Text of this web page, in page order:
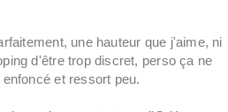
une hauteur que j'aime, ni
d'être trop discret, perso ça ne
et ressort peu.